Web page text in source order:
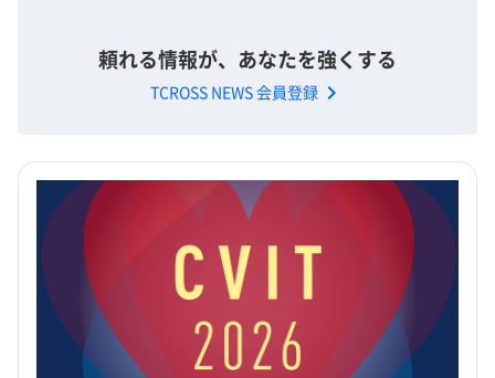
頼れる情報が、あなたを強くする
TCROSS NEWS 会員登録 chevron_right